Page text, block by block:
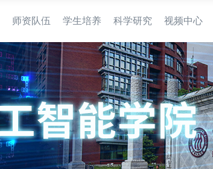
师资队伍 学生培养 科学研究 视频中心